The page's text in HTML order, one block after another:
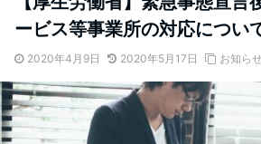
ービス等事業所の対応につい
2020年4月9日 2020年5月17日 お知らせ